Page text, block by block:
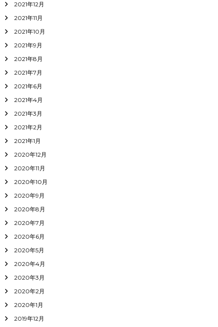
2021年12月
2021年11月
2021年10月
2021年9月
2021年8月
2021年7月
2021年6月
2021年4月
2021年3月
2021年2月
2021年1月
2020年12月
2020年11月
2020年10月
2020年9月
2020年8月
2020年7月
2020年6月
2020年5月
2020年4月
2020年3月
2020年2月
2020年1月
2019年12月